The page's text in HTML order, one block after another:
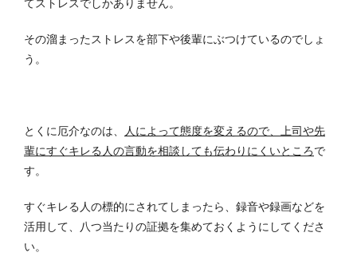
てストレスでしかありません。
その溜まったストレスを部下や後輩にぶつけているのでしょ
う。
とくに厄介なのは、
人によって態度を変えるので、上司や先
輩にすぐキレる人の言動を相談しても伝わりにくいところで
す。
すぐキレる人の標的にされてしまったら、録音や録画などを
活用して、八つ当たりの証拠を集めておくようにしてくださ
い。